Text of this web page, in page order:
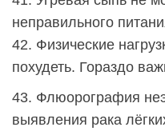
неправильного
42. Физические
похудеть. Гораздо
43. Флюорография
выявления рака